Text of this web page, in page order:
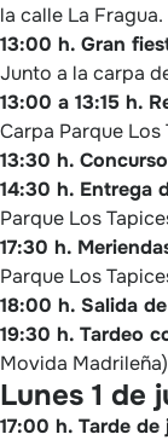
la calle La Fragua.
13:00 h. Gran
Junto a la carpa
13:00 a 13:15 h.
Carpa Parque Los
13:30 h.
14:30 h. Entrega
Parque Los
17:30 h.
Parque Los
18:00 h. Salida
19:30 h. Tardeo
Movida
Lunes 1 de
17:00 h. Tarde